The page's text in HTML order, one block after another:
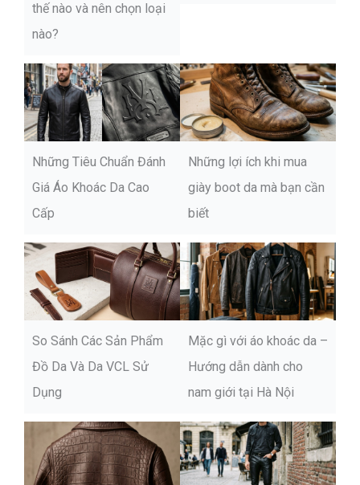
thế nào và nên chọn loại
nào?
Những Tiêu Chuẩn Đánh
Giá Áo Khoác Da Cao
Cấp
Những lợi ích khi mua
giày boot da mà bạn cần
biết
So Sánh Các Sản Phẩm
Đồ Da Và Da VCL Sử
Dụng
Mặc gì với áo khoác da –
Hướng dẫn dành cho
nam giới tại Hà Nội